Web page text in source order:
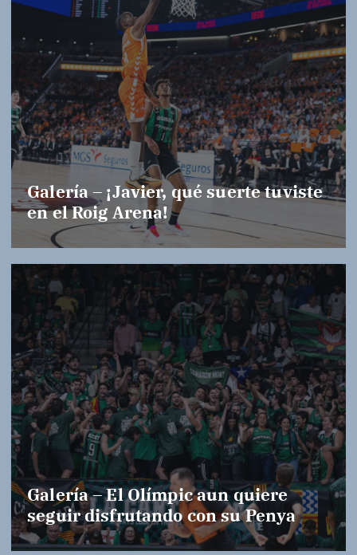
Galería – ¡Javier, qué suerte tuviste
en el Roig Arena!
Galería – El Olímpic aun quiere
seguir disfrutando con su Penya